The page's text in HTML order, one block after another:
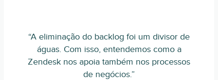
“A eliminação do backlog foi um divisor de
águas. Com isso, entendemos como a
Zendesk nos apoia também nos processos
de negócios.”